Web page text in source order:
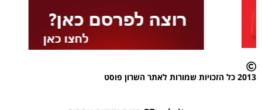
2013 כל הזכויות שמורות לאתר השרון פוסט